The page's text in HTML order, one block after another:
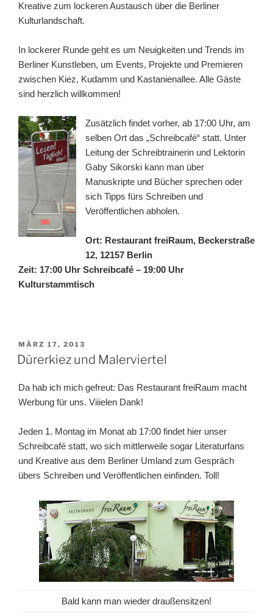
Kreative zum lockeren Austausch über die Berliner
Kulturlandschaft.
In lockerer Runde geht es um Neuigkeiten und Trends im
Berliner Kunstleben, um Events, Projekte und Premieren
zwischen Kiez, Kudamm und Kastanienallee. Alle Gäste
sind herzlich willkommen!
Zusätzlich findet vorher, ab 17:00 Uhr, am
selben Ort das „Schreibcafé“ statt. Unter
Leitung der Schreibtrainerin und Lektorin
Gaby Sikorski kann man über
Manuskripte und Bücher sprechen oder
sich Tipps fürs Schreiben und
Veröffentlichen abholen.
Ort: Restaurant freiRaum, Beckerstraße
12, 12157 Berlin
Zeit: 17:00 Uhr Schreibcafé – 19:00 Uhr
Kulturstammtisch
VERÖFFENTLICHT
AM
MÄRZ 17, 2013
Dürerkiez und Malerviertel
Da hab ich mich gefreut: Das Restaurant freiRaum macht
Werbung für uns. Viiielen Dank!
Jeden 1. Montag im Monat ab 17:00 findet hier unser
Schreibcafé statt, wo sich mittlerweile sogar Literaturfans
und Kreative aus dem Berliner Umland zum Gespräch
übers Schreiben und Veröffentlichen einfinden. Toll!
Bald kann man wieder draußensitzen!